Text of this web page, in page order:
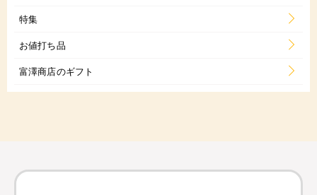
特集
お値打ち品
富澤商店のギフト